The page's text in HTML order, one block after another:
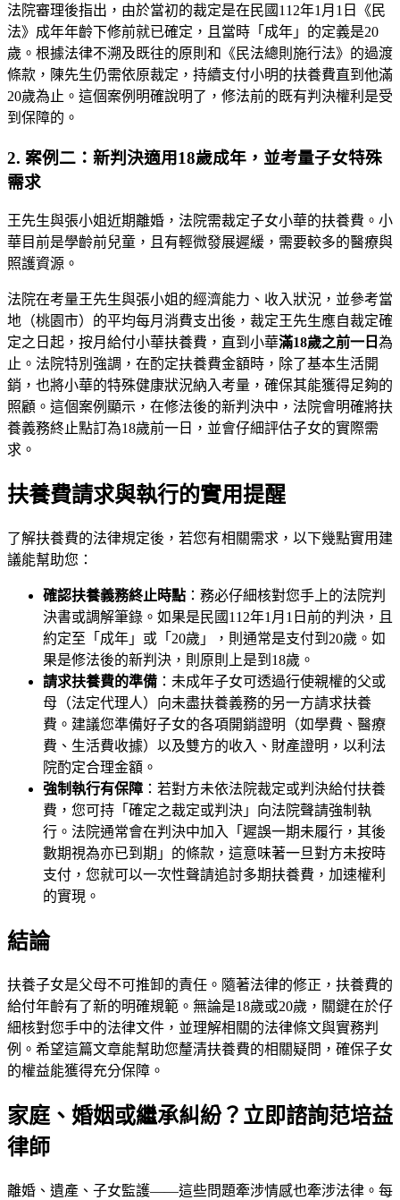
法院審理後指出，由於當初的裁定是在民國112年1月1日《民
法》成年年齡下修前就已確定，且當時「成年」的定義是20
歲。根據法律不溯及既往的原則和《民法總則施行法》的過渡
條款，陳先生仍需依原裁定，持續支付小明的扶養費直到他滿
20歲為止。這個案例明確說明了，修法前的既有判決權利是受
到保障的。
2. 案例二：新判決適用18歲成年，並考量子女特殊
需求
王先生與張小姐近期離婚，法院需裁定子女小華的扶養費。小
華目前是學齡前兒童，且有輕微發展遲緩，需要較多的醫療與
照護資源。
法院在考量王先生與張小姐的經濟能力、收入狀況，並參考當
地（桃園市）的平均每月消費支出後，裁定王先生應自裁定確
定之日起，按月給付小華扶養費，直到小華滿18歲之前一日 為
止。法院特別強調，在酌定扶養費金額時，除了基本生活開
銷，也將小華的特殊健康狀況納入考量，確保其能獲得足夠的
照顧。這個案例顯示，在修法後的新判決中，法院會明確將扶
養義務終止點訂為18歲前一日，並會仔細評估子女的實際需
求。
扶養費請求與執行的實用提醒
了解扶養費的法律規定後，若您有相關需求，以下幾點實用建
議能幫助您：
確認扶養義務終止時點 ：務必仔細核對您手上的法院判
決書或調解筆錄。如果是民國112年1月1日前的判決，且
約定至「成年」或「20歲」，則通常是支付到20歲。如
果是修法後的新判決，則原則上是到18歲。
請求扶養費的準備 ：未成年子女可透過行使親權的父或
母（法定代理人）向未盡扶養義務的另一方請求扶養
費。建議您準備好子女的各項開銷證明（如學費、醫療
費、生活費收據）以及雙方的收入、財產證明，以利法
院酌定合理金額。
強制執行有保障 ：若對方未依法院裁定或判決給付扶養
費，您可持「確定之裁定或判決」向法院聲請強制執
行。法院通常會在判決中加入「遲誤一期未履行，其後
數期視為亦已到期」的條款，這意味著一旦對方未按時
支付，您就可以一次性聲請追討多期扶養費，加速權利
的實現。
結論
扶養子女是父母不可推卸的責任。隨著法律的修正，扶養費的
給付年齡有了新的明確規範。無論是18歲或20歲，關鍵在於仔
細核對您手中的法律文件，並理解相關的法律條文與實務判
例。希望這篇文章能幫助您釐清扶養費的相關疑問，確保子女
的權益能獲得充分保障。
家庭、婚姻或繼承糾紛？立即諮詢范培益
律師
離婚、遺產、子女監護——這些問題牽涉情感也牽涉法律。每